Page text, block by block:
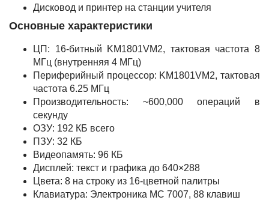
Дисковод и принтер на станции учителя
Основные характеристики
ЦП: 16-битный KM1801VM2, тактовая частота 8
МГц (внутренняя 4 МГц)
Периферийный процессор: KM1801VM2, тактовая
частота 6.25 МГц
Производительность: ~600,000 операций в
секунду
ОЗУ: 192 КБ всего
ПЗУ: 32 КБ
Видеопамять: 96 КБ
Дисплей: текст и графика до 640×288
Цвета: 8 на строку из 16-цветной палитры
Клавиатура: Электроника МС 7007, 88 клавиш